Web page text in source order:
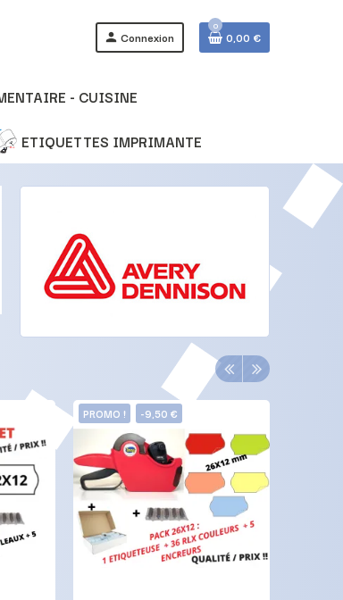
person Connexion
0
0,00 €
- CUISINE
ETIQUETTES IMPRIMANTE
PROMO ! -9,50 €